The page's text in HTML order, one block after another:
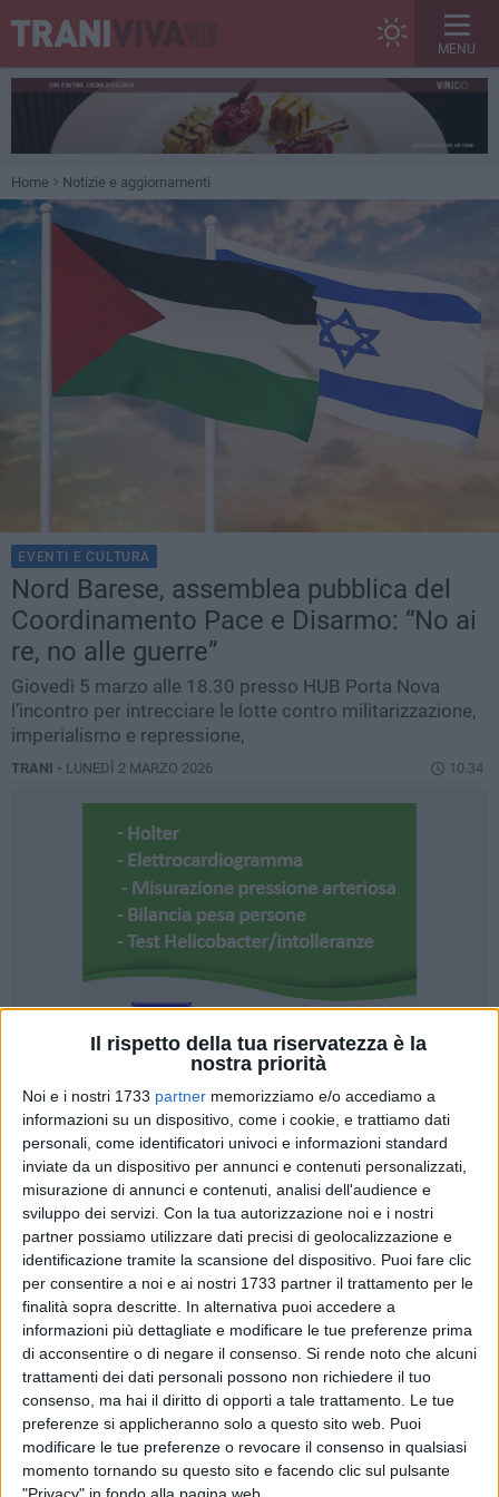
Il rispetto della tua riservatezza è la
nostra priorità
Noi e i nostri 1733 partner memorizziamo e/o accediamo a
informazioni su un dispositivo, come i cookie, e trattiamo dati
personali, come identificatori univoci e informazioni standard
inviate da un dispositivo per annunci e contenuti personalizzati,
misurazione di annunci e contenuti, analisi dell'audience e
sviluppo dei servizi. Con la tua autorizzazione noi e i nostri
partner possiamo utilizzare dati precisi di geolocalizzazione e
identificazione tramite la scansione del dispositivo. Puoi fare clic
per consentire a noi e ai nostri 1733 partner il trattamento per le
finalità sopra descritte. In alternativa puoi accedere a
informazioni più dettagliate e modificare le tue preferenze prima
di acconsentire o di negare il consenso. Si rende noto che alcuni
trattamenti dei dati personali possono non richiedere il tuo
consenso, ma hai il diritto di opporti a tale trattamento. Le tue
preferenze si applicheranno solo a questo sito web. Puoi
modificare le tue preferenze o revocare il consenso in qualsiasi
momento tornando su questo sito e facendo clic sul pulsante
MENU
Home Notizie e aggiornamenti
EVENTI E CULTURA
Nord Barese, assemblea pubblica del
Coordinamento Pace e Disarmo: “No ai
re, no alle guerre”
Giovedì 5 marzo alle 18.30 presso HUB Porta Nova
l’incontro per intrecciare le lotte contro militarizzazione,
imperialismo e repressione,
TRANI - LUNEDÌ 2 MARZO 2026 10.34
Giovedì 5 marzo, assemblea pubblica del Coordinamento
Pace e Disarmo Nord Barese. Ore 18.30 presso HUB Porta
Nova
Nel tempo delle nuove monarchie, delle guerre globali che
avanzano con l'arroganza del potere, il nostro compito è
chiaro: smascherare i meccanismi dell'imperialismo e del
colonialismo, opporci all'autoritarismo e alla repressione,
rivendicare il diritto dei popoli all'autodeterminazione.
Siamo qui per intrecciare le lotte, per riconoscere il filo che
lega la militarizzazione delle scuole, l'embargo su Cuba, la
negazione dello Stato di Palestina, l'aggressione all'Iran, il